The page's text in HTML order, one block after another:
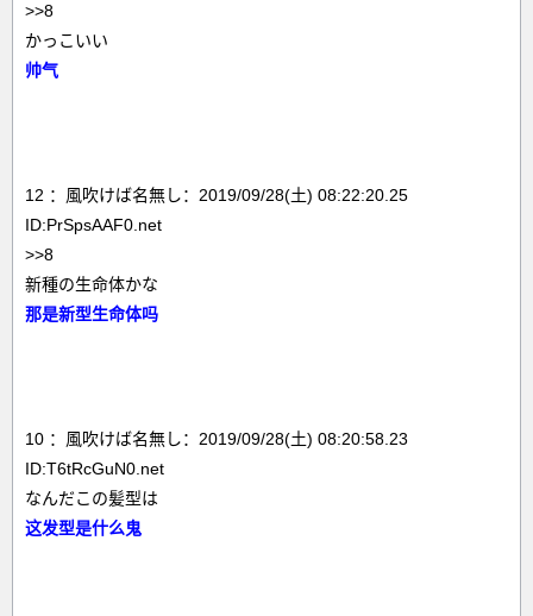
>>8
かっこいい
帅气
12 ：風吹けば名無し：2019/09/28(土) 08:22:20.25
ID:PrSpsAAF0.net
>>8
新種の生命体かな
那是新型生命体吗
10 ：風吹けば名無し：2019/09/28(土) 08:20:58.23
ID:T6tRcGuN0.net
なんだこの髪型は
这发型是什么鬼